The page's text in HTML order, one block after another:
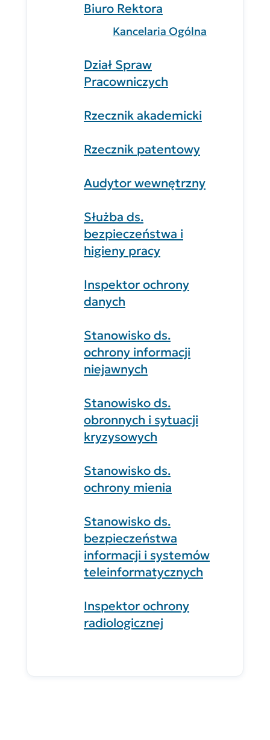
Biuro Rektora
Kancelaria Ogólna
Dział Spraw
Pracowniczych
Rzecznik akademicki
Rzecznik patentowy
Audytor wewnętrzny
Służba ds.
bezpieczeństwa i
higieny pracy
Inspektor ochrony
danych
Stanowisko ds.
ochrony informacji
niejawnych
Stanowisko ds.
obronnych i sytuacji
kryzysowych
Stanowisko ds.
ochrony mienia
Stanowisko ds.
bezpieczeństwa
informacji i systemów
teleinformatycznych
Inspektor ochrony
radiologicznej